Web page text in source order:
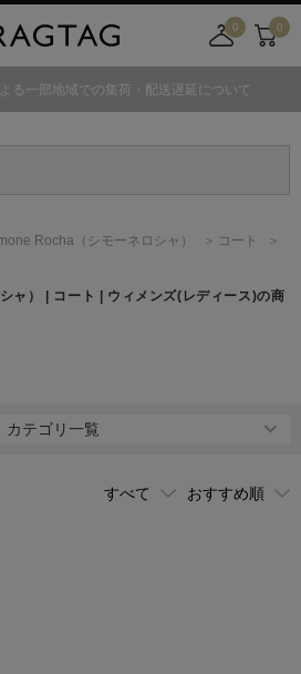
0
舗
カ
ト
0
る一部地域での集荷・配送遅延について
Rocha （シモーネロシャ）
コート
ャ）
| コート | ウィメンズ(レディース)の商
カテゴリ一覧